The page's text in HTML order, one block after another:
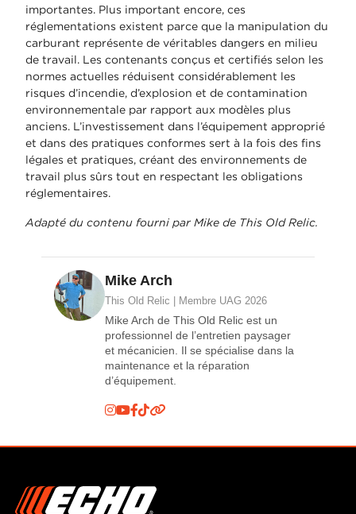
importantes. Plus important encore, ces
réglementations existent parce que la manipulation du
carburant représente de véritables dangers en milieu
de travail. Les contenants conçus et certifiés selon les
normes actuelles réduisent considérablement les
risques d’incendie, d’explosion et de contamination
environnementale par rapport aux modèles plus
anciens. L’investissement dans l’équipement approprié
et dans des pratiques conformes sert à la fois des fins
légales et pratiques, créant des environnements de
travail plus sûrs tout en respectant les obligations
réglementaires.
Adapté du contenu fourni par Mike de This Old Relic.
Mike Arch
This Old Relic | Membre UAG 2026
Mike Arch de This Old Relic est un
professionnel de l’entretien paysager
et mécanicien. Il se spécialise dans la
maintenance et la réparation
d’équipement.